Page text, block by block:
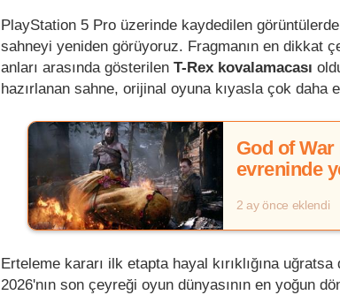
PlayStation 5 Pro üzerinde kaydedilen
sahneyi yeniden görüyoruz. Fragmanın en dikkat
anları arasında gösterilen T-Rex kovalamacası
hazırlanan sahne, orijinal oyuna kıyasla çok
God of
evreninde
2 ay önce eklendi
Erteleme kararı ilk etapta hayal kırıklığına
2026'nın son çeyreği oyun dünyasının en yoğun